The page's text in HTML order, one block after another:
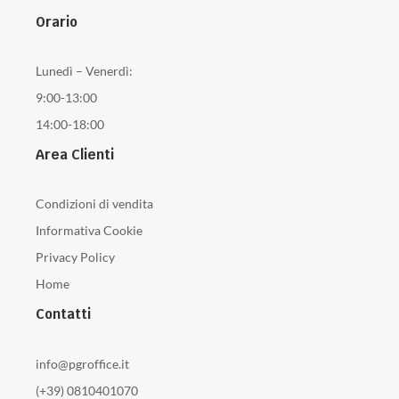
Orario
Lunedì – Venerdì:
9:00-13:00
14:00-18:00
Area Clienti
Condizioni di vendita
Informativa Cookie
Privacy Policy
Home
Contatti
info@pgroffice.it
(+39) 0810401070